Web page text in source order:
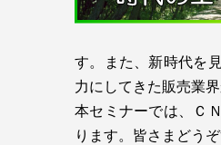
す。また、新時代を
力にしてきた販売業
本セミナーでは、Ｃ
ります。皆さまどう